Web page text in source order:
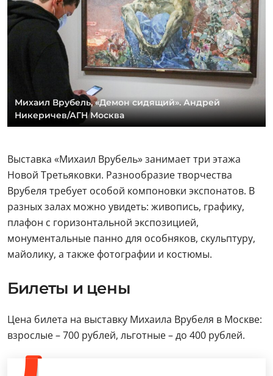
Михаил Врубель, «Демон сидящий». Андрей
Никеричев/АГН Москва
Выставка «Михаил Врубель» занимает три этажа
Новой Третьяковки. Разнообразие творчества
Врубеля требует особой компоновки экспонатов. В
разных залах можно увидеть: живопись, графику,
плафон с горизонтальной экспозицией,
монументальные панно для особняков, скульптуру,
майолику, а также фотографии и костюмы.
Билеты и цены
Цена билета на выставку Михаила Врубеля в Москве:
взрослые – 700 рублей, льготные – до 400 рублей.